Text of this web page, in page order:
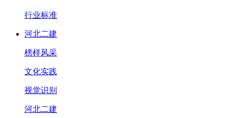
行业标准
河北二建
榜样风采
文化实践
视觉识别
河北二建